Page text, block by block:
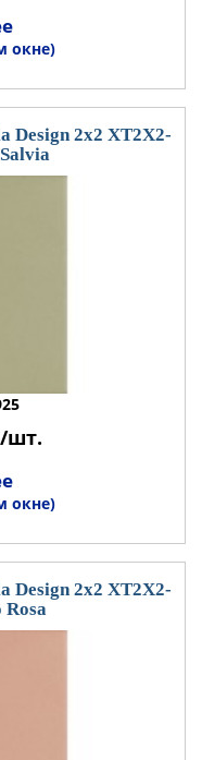
окне)
Design 2x2 XT2X2-
шт.
окне)
Design 2x2 XT2X2-
Rosa